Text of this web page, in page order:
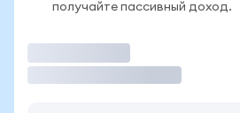
получайте пассивный доход.